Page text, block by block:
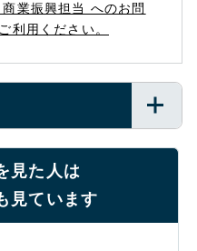
業振興担当 へのお問
利用ください。
見た人は
見ています